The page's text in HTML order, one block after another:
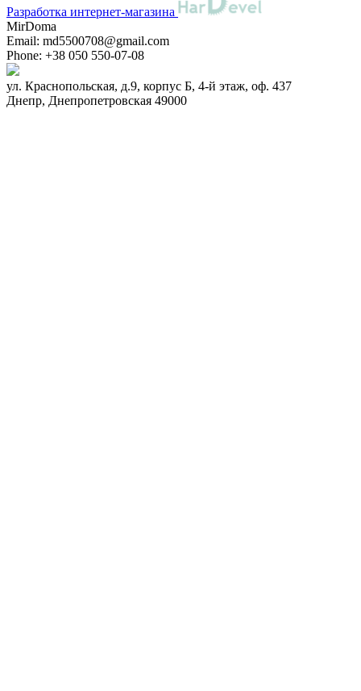
Разработка интернет-магазина
MirDoma
Email: md5500708@gmail.com
Phone: +38 050 550-07-08
ул. Краснопольская, д.9, корпус Б, 4-й этаж, оф. 437
Днепр, Днепропетровская 49000